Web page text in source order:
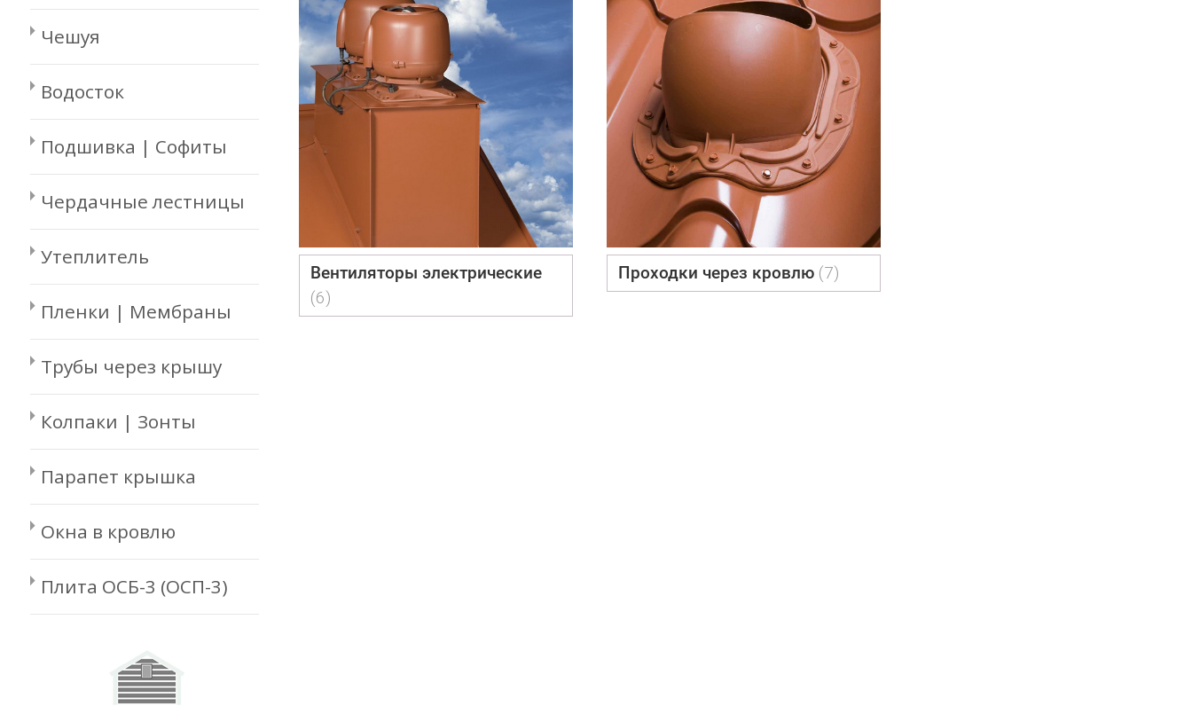
Вентиляторы электрические
(6)
Проходки через кровлю (7)
Чешуя
Водосток
Подшивка | Софиты
Чердачные лестницы
Утеплитель
Пленки | Мембраны
Трубы через крышу
Колпаки | Зонты
Парапет крышка
Окна в кровлю
Плита ОСБ-3 (ОСП-3)